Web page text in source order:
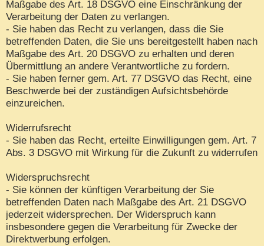
Maßgabe des Art. 18 DSGVO eine Einschränkung der
Verarbeitung der Daten zu verlangen.
- Sie haben das Recht zu verlangen, dass die Sie
betreffenden Daten, die Sie uns bereitgestellt haben nach
Maßgabe des Art. 20 DSGVO zu erhalten und deren
Übermittlung an andere Verantwortliche zu fordern.
- Sie haben ferner gem. Art. 77 DSGVO das Recht, eine
Beschwerde bei der zuständigen Aufsichtsbehörde
einzureichen.
Widerrufsrecht
- Sie haben das Recht, erteilte Einwilligungen gem. Art. 7
Abs. 3 DSGVO mit Wirkung für die Zukunft zu widerrufen
Widerspruchsrecht
- Sie können der künftigen Verarbeitung der Sie
betreffenden Daten nach Maßgabe des Art. 21 DSGVO
jederzeit widersprechen. Der Widerspruch kann
insbesondere gegen die Verarbeitung für Zwecke der
Direktwerbung erfolgen.